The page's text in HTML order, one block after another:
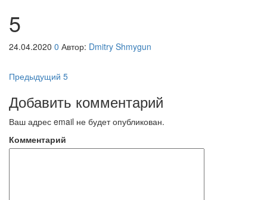
5
24.04.2020 0 Автор: Dmitry Shmygun
Навигация
по
записям
Предыдущая
Предыдущий 5
Добавить комментарий
Ваш адрес email не будет опубликован.
Комментарий